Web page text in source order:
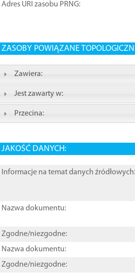
Adres URI zasobu PRNG:
ZASOBY POWIĄZANE
Zawiera:
Jest zawarty w:
Przecina:
JAKOŚĆ DANYCH:
Informacje na temat danych źródłowych:
Nazwa dokumentu:
Zgodne/niezgodne:
Nazwa dokumentu:
Zgodne/niezgodne: